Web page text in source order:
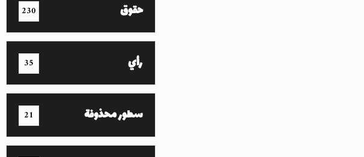
حقوق 230
رأي 35
سطور محذوفة 21